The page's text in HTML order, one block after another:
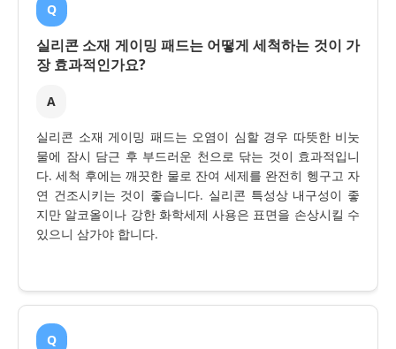
Q
실리콘 소재 게이밍 패드는 어떻게 세척하는 것이 가
장 효과적인가요?
A
실리콘 소재 게이밍 패드는 오염이 심할 경우 따뜻한 비눗
물에 잠시 담근 후 부드러운 천으로 닦는 것이 효과적입니
다. 세척 후에는 깨끗한 물로 잔여 세제를 완전히 헹구고 자
연 건조시키는 것이 좋습니다. 실리콘 특성상 내구성이 좋
지만 알코올이나 강한 화학세제 사용은 표면을 손상시킬 수
있으니 삼가야 합니다.
Q